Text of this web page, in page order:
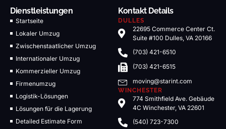
Dienstleistungen
Startseite
Lokaler Umzug
Zwischenstaatlicher Umzug
Internationaler Umzug
Kommerzieller Umzug
Firmenumzug
Logistik-Lösungen
Lösungen für die Lagerung
Detailed Estimate Form
Kontakt Details
DULLES
22695 Commerce Center Ct.
Suite #100 Dulles, VA 20166
(703) 421-6510
(703) 421-6515
moving@starint.com
WINCHESTER
774 Smithfield Ave. Gebäude
4C Winchester, VA 22601
(540) 723-7300